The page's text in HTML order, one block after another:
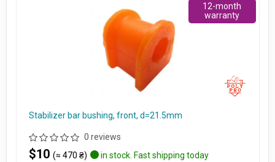
Stabilizer bar bushing, front, d=21.5mm
0 reviews
$10 (≈ 470 ₴)
in stock. Fast shipping today
12-month
warranty